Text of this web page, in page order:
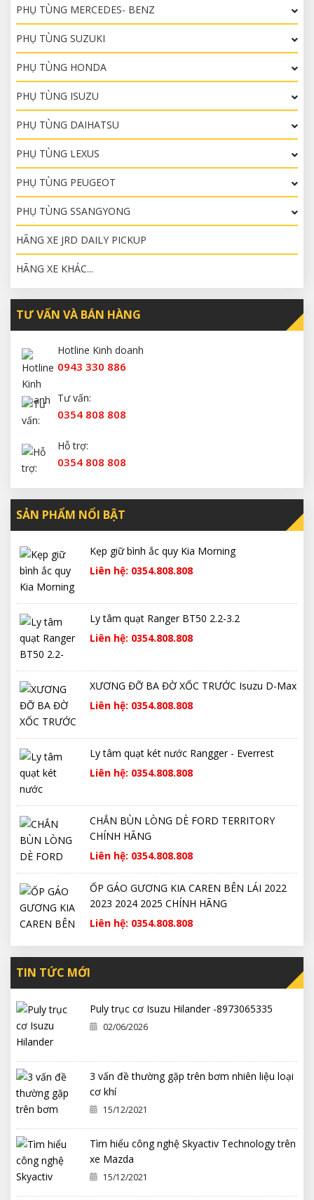
PHỤ TÙNG MERCEDES- BENZ
PHỤ TÙNG SUZUKI
PHỤ TÙNG HONDA
PHỤ TÙNG ISUZU
PHỤ TÙNG DAIHATSU
PHỤ TÙNG LEXUS
PHỤ TÙNG PEUGEOT
PHỤ TÙNG SSANGYONG
HÃNG XE JRD DAILY PICKUP
HÃNG XE KHÁC...
TƯ VẤN VÀ BÁN HÀNG
Hotline Kinh doanh
0943 330 886
Tư vấn:
0354 808 808
Hỗ trợ:
0354 808 808
SẢN PHẨM NỔI BẬT
Kẹp giữ bình ắc quy Kia Morning
Liên hệ: 0354.808.808
Ly tâm quạt Ranger BT50 2.2-3.2
Liên hệ: 0354.808.808
XƯƠNG ĐỠ BA ĐỜ XỐC TRƯỚC Isuzu D-Max
Liên hệ: 0354.808.808
Ly tâm quạt két nước Rangger - Everrest
Liên hệ: 0354.808.808
CHẮN BÙN LÒNG DÈ FORD TERRITORY
CHÍNH HÃNG
Liên hệ: 0354.808.808
ỐP GÁO GƯƠNG KIA CAREN BÊN LÁI 2022
2023 2024 2025 CHÍNH HÃNG
Liên hệ: 0354.808.808
TIN TỨC MỚI
Puly trục cơ Isuzu Hilander -8973065335
02/06/2026
3 vấn đề thường gặp trên bơm nhiên liệu loại
cơ khí
15/12/2021
Tìm hiểu công nghệ Skyactiv Technology trên
xe Mazda
15/12/2021